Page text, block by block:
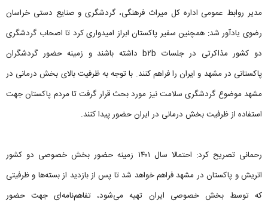
مدیر روابط عمومی اداره‌ کل میراث فرهنگی، گردشگری و صنایع دستی خراسان
رضوی یادآور شد: همچنین سفیر پاکستان ابراز امیدواری کرد تا اصحاب گردشگری
دو کشور مذاکرتی در جلسات b۲b داشته باشند و زمینه حضور گردشگران
پاکستانی در مشهد و ایران را فراهم کنند. با توجه به ظرفیت بالای بخش درمانی در
مشهد موضوع گردشگری سلامت نیز مورد بحث قرار گرفت تا مردم پاکستان جهت
استفاده از ظرفیت بخش درمانی در ایران حضور پیدا کنند.
رحمانی تصریح کرد: احتمالا سال ۱۴۰۱ زمینه حضور بخش خصوصی دو کشور
اتریش و پاکستان در مشهد فراهم خواهد شد تا پس از بازدید از بسته‌ها و ظرفیتی
که توسط بخش خصوصی ایران تهیه می‌شود، تفاهم‌نامه‌ای جهت حضور